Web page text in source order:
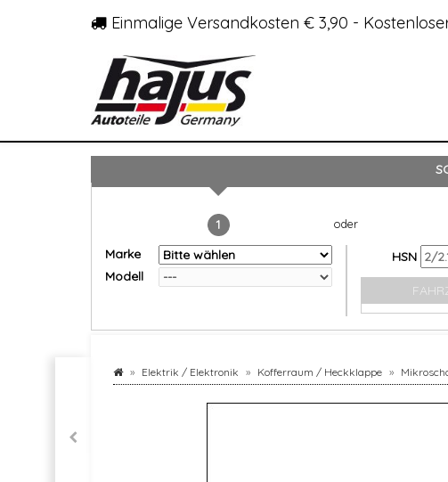
Einmalige Versandkosten € 3,90 -
1
Marke
Modell
HSN
Elektrik / Elektronik Kofferraum / Heckklappe